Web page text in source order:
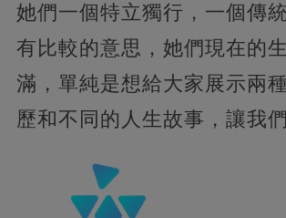
她們一個特立獨行，一個傳
有比較的意思，她們現在的
滿，單純是想給大家展示兩
歷和不同的人生故事，讓我